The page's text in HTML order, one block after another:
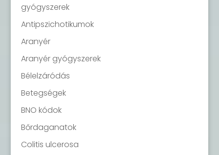
gyógyszerek
Antipszichotikumok
Aranyér
Aranyér gyógyszerek
Bélelzáródás
Betegségek
BNO kódok
Bőrdaganatok
Colitis ulcerosa